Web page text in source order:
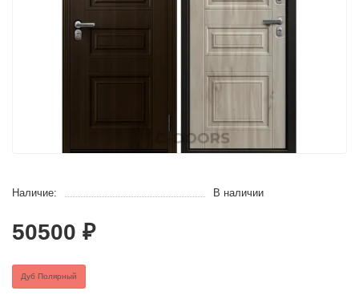
Наличие: В наличии
50500 ₽
Дуб Полярный